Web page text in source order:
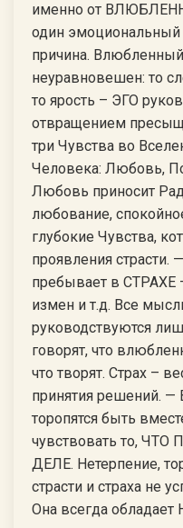
именно от
один эмоциональный
причина.
неуравновешен: то
то ярость – ЭГО
отвращением
три Чувства во
Человека: Любовь,
Любовь приносит
любование,
глубокие Чувства,
проявления страсти.
пребывает в
измен и т.д. Все
руководствуются
говорят, что
что творят. Страх –
принятия решений.
торопятся быть
чувствовать то,
ДЕЛЕ. Нетерпение,
страсти и страха не
Она всегда